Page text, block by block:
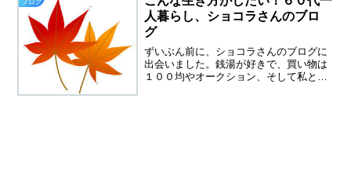
会う横須賀出身のAさんと、...
ブログ
人暮らし、ショコラさんのブロ
グ
ずいぶん前に、ショコラさんのブログに
出会いました。銭湯が好きで、買い物は
１００均やオークション、そして私と同